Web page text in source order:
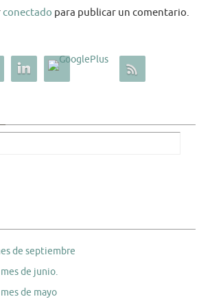
conectado para publicar un comentario.
de septiembre
de junio.
de mayo